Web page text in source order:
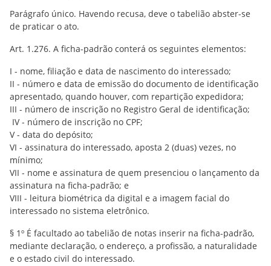
Parágrafo único. Havendo recusa, deve o tabelião abster-se
de praticar o ato.
Art. 1.276. A ficha-padrão conterá os seguintes elementos:
I - nome, filiação e data de nascimento do interessado;
II - número e data de emissão do documento de identificação
apresentado, quando houver, com repartição expedidora;
III - número de inscrição no Registro Geral de identificação;
IV - número de inscrição no CPF;
V - data do depósito;
VI - assinatura do interessado, aposta 2 (duas) vezes, no
mínimo;
VII - nome e assinatura de quem presenciou o lançamento da
assinatura na ficha-padrão; e
VIII - leitura biométrica da digital e a imagem facial do
interessado no sistema eletrônico.
§ 1º É facultado ao tabelião de notas inserir na ficha-padrão,
mediante declaração, o endereço, a profissão, a naturalidade
e o estado civil do interessado.